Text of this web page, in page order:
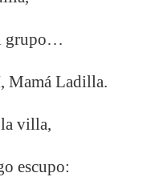
grupo…
Mamá Ladilla.
villa,
escupo: